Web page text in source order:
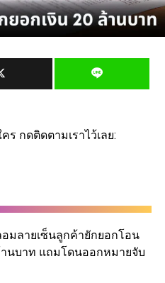
กดติดตามเราไว้เลย:
มลายเซ็นลูกค้ายักยอกโอน
านบาท แถมโดนออกหมายจับ